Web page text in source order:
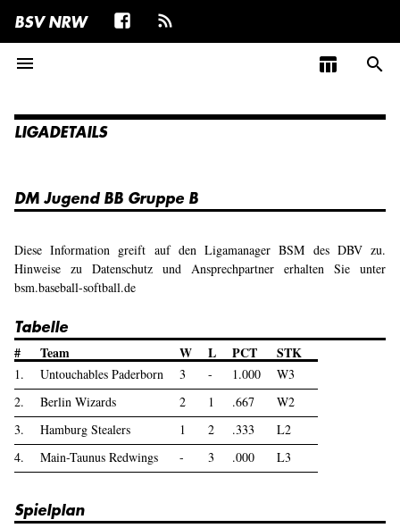
BSV NRW
menu
table_chart search
LIGADETAILS
DM Jugend BB Gruppe B
Diese Information greift auf den Ligamanager BSM des DBV zu.
Hinweise zu Datenschutz und Ansprechpartner erhalten Sie unter
bsm.baseball-softball.de
Tabelle
# Team W L PCT STK
1. Untouchables Paderborn 3 - 1.000
W3
2.
Berlin Wizards 2 1 .667
W2
3.
Hamburg Stealers 1 2 .333
L2
4.
Main-Taunus Redwings - 3 .000 L3
Spielplan